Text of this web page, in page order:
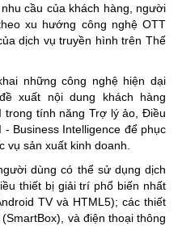
cầu của khách hàng, người
xu hướng công nghệ OTT
dịch vụ truyền hình trên Thế
những công nghệ hiện dại
xuất nội dung khách hàng
trong tính năng Trợ lý ảo, Điều
Business Intelligence để phục
vụ sản xuất kinh doanh.
dùng có thể sử dụng dịch
thiết bị giải trí phổ biến nhất
TV và HTML5); các thiết
và điện thoại thông